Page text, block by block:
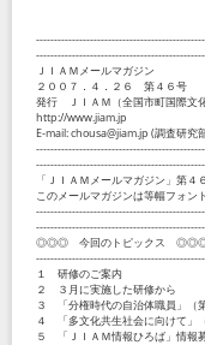
ＪＩＡＭメールマガジン
２００７．４．２６ 第４６号
発行 ＪＩＡＭ（全国市町国際文
http://www.jiam.jp
E-mail: chousa@jiam.jp (調査研究
「ＪＩＡＭメールマガジン」第４
このメールマガジンは等幅フォン
◎◎◎ 今回のトピックス
１ 研修のご案内
２ ３月に実施した研修から
３ 「分権時代の自治体職員」（
４ 「多文化共生社会に向けて」
５ 「ＪＩＡＭ情報ひろば」情報